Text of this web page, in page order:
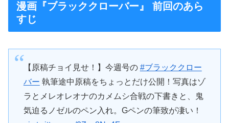
漫画『ブラッククローバー』 前回のあら
すじ
【原稿チョイ見せ！】今週号の #ブラッククロー
バー 執筆途中原稿をちょっとだけ公開！写真はゾ
ラとメレオレオナのカメムシ合戦の下書きと、鬼
気迫るノゼルのペン入れ。Gペンの筆致が凄い！